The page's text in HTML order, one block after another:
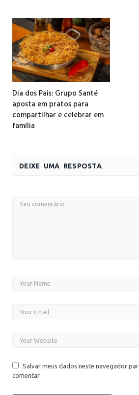
Dia dos Pais: Grupo Santé
aposta em pratos para
compartilhar e celebrar em
família
DEIXE UMA RESPOSTA
Salvar meus dados neste navegador
comentar.